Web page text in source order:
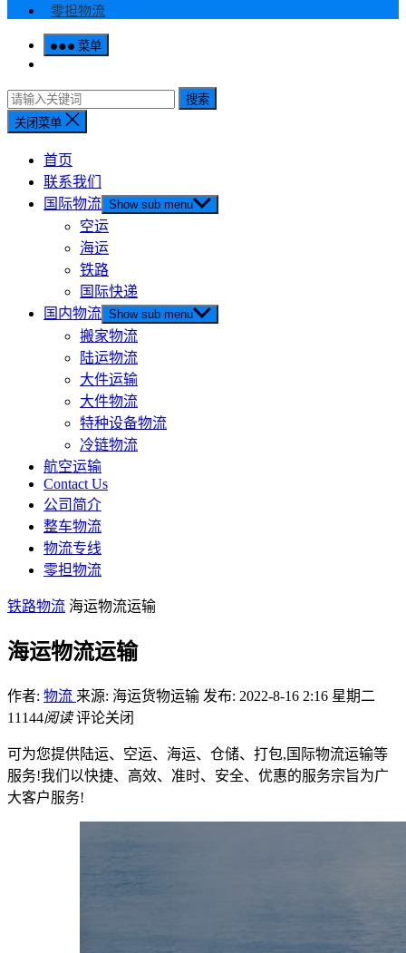
零担物流
菜单
搜索
关闭菜单
首页
联系我们
国际物流 Show sub menu
空运
海运
铁路
国际快递
国内物流 Show sub menu
搬家物流
陆运物流
大件运输
大件物流
特种设备物流
冷链物流
航空运输
Contact Us
公司简介
整车物流
物流专线
零担物流
铁路物流 海运物流运输
海运物流运输
作者: 物流 来源: 海运货物运输 发布: 2022-8-16 2:16 星期二
11144阅读 评论关闭
可为您提供陆运、空运、海运、仓储、打包,国际物流运输等
服务!我们以快捷、高效、准时、安全、优惠的服务宗旨为广
大客户服务!